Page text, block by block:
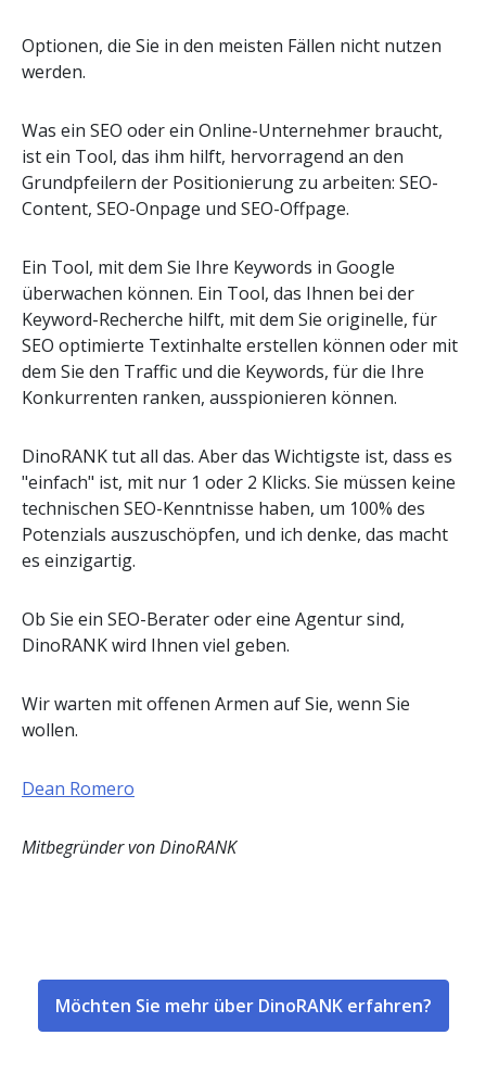
Optionen, die Sie in den meisten Fällen nicht nutzen
werden.
Was ein SEO oder ein Online-Unternehmer braucht,
ist ein Tool, das ihm hilft, hervorragend an den
Grundpfeilern der Positionierung zu arbeiten: SEO-
Content, SEO-Onpage und SEO-Offpage.
Ein Tool, mit dem Sie Ihre Keywords in Google
überwachen können. Ein Tool, das Ihnen bei der
Keyword-Recherche hilft, mit dem Sie originelle, für
SEO optimierte Textinhalte erstellen können oder mit
dem Sie den Traffic und die Keywords, für die Ihre
Konkurrenten ranken, ausspionieren können.
DinoRANK tut all das. Aber das Wichtigste ist, dass es
"einfach" ist, mit nur 1 oder 2 Klicks. Sie müssen keine
technischen SEO-Kenntnisse haben, um 100% des
Potenzials auszuschöpfen, und ich denke, das macht
es einzigartig.
Ob Sie ein SEO-Berater oder eine Agentur sind,
DinoRANK wird Ihnen viel geben.
Wir warten mit offenen Armen auf Sie, wenn Sie
wollen.
Dean Romero
Mitbegründer von DinoRANK
Möchten Sie mehr über DinoRANK erfahren?